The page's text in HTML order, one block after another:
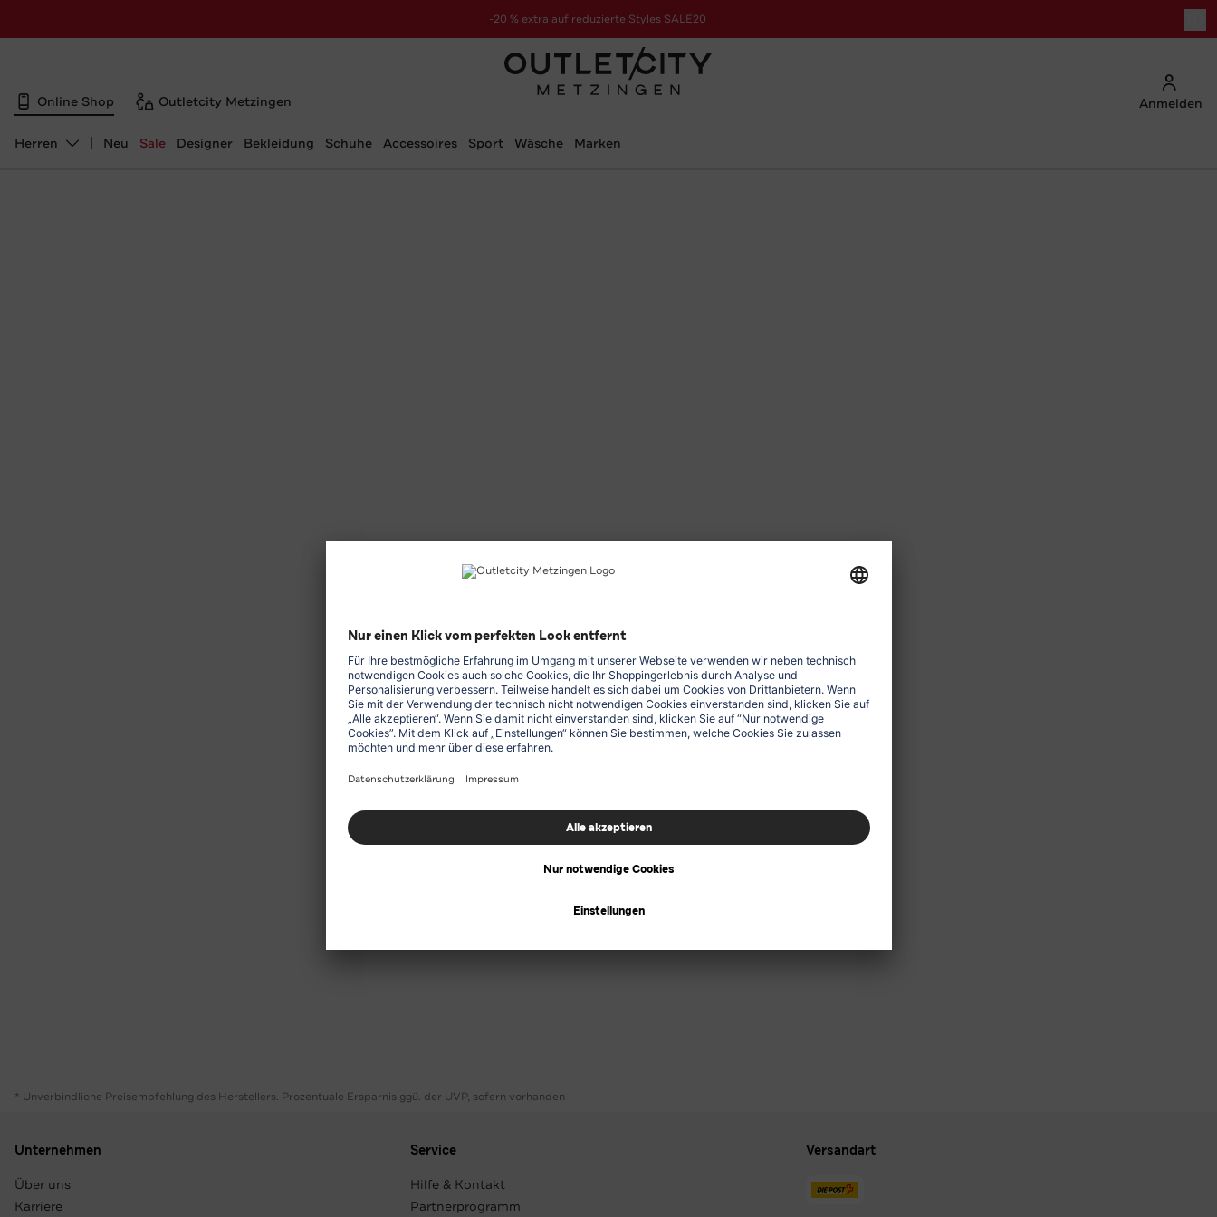
-20 % extra auf reduzierte Styles SALE20
zur Aktion
Online Shop Outletcity Metzingen Anmelden
Abteilung ändern, ausgewählt:
Herren Neu Sale Designer Bekleidung Schuhe Accessoires Sport Wäsche Marken
* Unverbindliche Preisempfehlung des Herstellers. Prozentuale Ersparnis ggü. der UVP, sofern vorhanden
Unternehmen
Über uns
Karriere
Service
Hilfe & Kontakt
Partnerprogramm
Versandart